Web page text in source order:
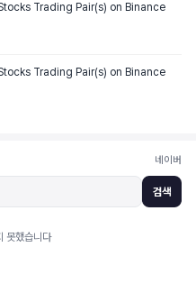
Trading Pair(s) on Binance
Trading Pair(s) on Binance
네이버
검색
못했습니다